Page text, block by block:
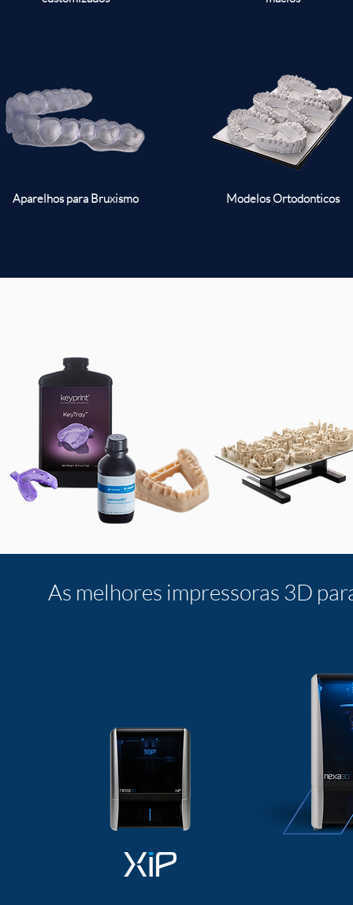
Aparelhos para Bruxismo Modelos Ortodonticos
As melhores impressoras 3D